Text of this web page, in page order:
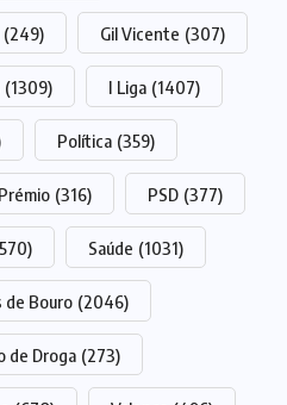
(249) Gil Vicente (307)
(1309) I Liga (1407)
Política (359)
Prémio (316) PSD (377)
Saúde (1031)
de Bouro (2046)
de Droga (273)